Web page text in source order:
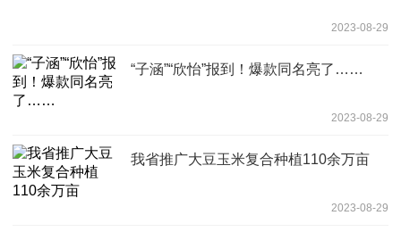
2023-08-29
“子涵”“欣怡”报到！爆款同名亮了……
2023-08-29
我省推广大豆玉米复合种植110余万亩
2023-08-29